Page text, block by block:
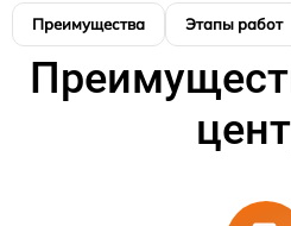
Преимущества Этапы работ